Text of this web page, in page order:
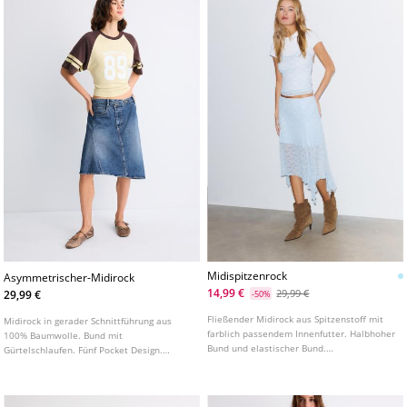
Asymmetrischer-Midirock
29,99 €
Midirock in gerader Schnittführung aus
100% Baumwolle. Bund mit
Gürtelschlaufen. Fünf Pocket Design.
Midispitzenrock
14,99 €
-50% 29,99 €
Fließender Midirock aus Spitzenstoff mit
farblich passendem Innenfutter. Halbhoher
Bund und elastischer Bund.